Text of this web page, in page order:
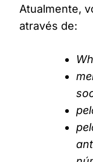
Atualmente,
através de: